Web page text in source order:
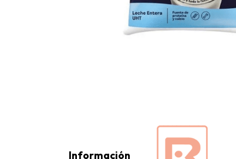
Información